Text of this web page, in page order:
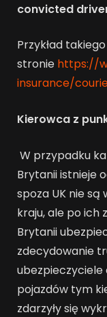
convicted
Przykład
stronie https://
insurance/
Kierowca z
W przypadku
Brytanii istnieje
spoza UK nie
kraju, ale po ich
Brytanii
zdecydowanie
ubezpieczyciele
pojazdów tym
zdarzyły się